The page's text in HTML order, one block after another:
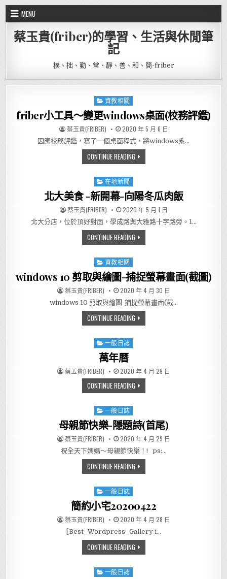
Skip to content
MENU
蔡玉貴(friber)的學習、生活與休閒筆
記
樸、拙、勤、常、靜、善、和、簡-friber
Posted in
資教相關
friber小工具～變更windows桌面(校務評鑑)
AUTHOR:
蔡玉貴(FRIBER) PUBLISHED DATE:
2020 年 5 月 6 日
因應校務評鑑，寫了一個桌面程式，將windows系…
CONTINUE READINGFRIBER小工具～變更WINDOWS
Posted in
在地新聞
北大美食 -新開幕-向陽冬瓜肉飯
AUTHOR:
蔡玉貴(FRIBER) PUBLISHED DATE:
2020 年 5 月 1 日
北大分店，位於頂好對面，學成路與大雅路十字路旁。1…
CONTINUE READING北大美食 -新開幕-向陽冬瓜肉飯
Posted in
資教相關
windows 10 剪取與繪圖-捕捉螢幕畫面(截圖)
AUTHOR:
蔡玉貴(FRIBER) PUBLISHED DATE:
2020 年 4 月 30 日
windows 10 剪取與繪圖-捕捉螢幕畫面(截…
CONTINUE READINGWINDOWS 10 剪取與繪圖-捕捉
Posted in
一般日誌
萬年曆
AUTHOR:
蔡玉貴(FRIBER) PUBLISHED DATE:
2020 年 4 月 29 日
CONTINUE READING萬年曆
Posted in
一般日誌
母親節快樂-隱題詩(首尾)
AUTHOR:
蔡玉貴(FRIBER) PUBLISHED DATE:
2020 年 4 月 29 日
祝全天下媽媽～母親節快樂！! ps:…
CONTINUE READING母親節快樂-隱題詩(首尾)
Posted in
一般日誌
簡約小宅20200422
AUTHOR:
蔡玉貴(FRIBER) PUBLISHED DATE:
2020 年 4 月 28 日
[Best_Wordpress_Gallery i…
CONTINUE READING簡約小宅20200422
Posted in
一般日誌